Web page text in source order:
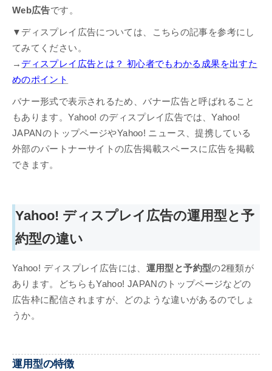
Web広告です。
▼ディスプレイ広告については、こちらの記事を参考にし
てみてください。
→ ディスプレイ広告とは？ 初心者でもわかる成果を出すた
めのポイント
バナー形式で表示されるため、バナー広告と呼ばれること
もあります。Yahoo! のディスプレイ広告では、Yahoo!
JAPANのトップページやYahoo! ニュース、提携している
外部のパートナーサイトの広告掲載スペースに広告を掲載
できます。
Yahoo! ディスプレイ広告の運用型と予
約型の違い
Yahoo! ディスプレイ広告には、 運用型と予約型の2種類が
あります。どちらもYahoo! JAPANのトップページなどの
広告枠に配信されますが、どのような違いがあるのでしょ
うか。
運用型の特徴